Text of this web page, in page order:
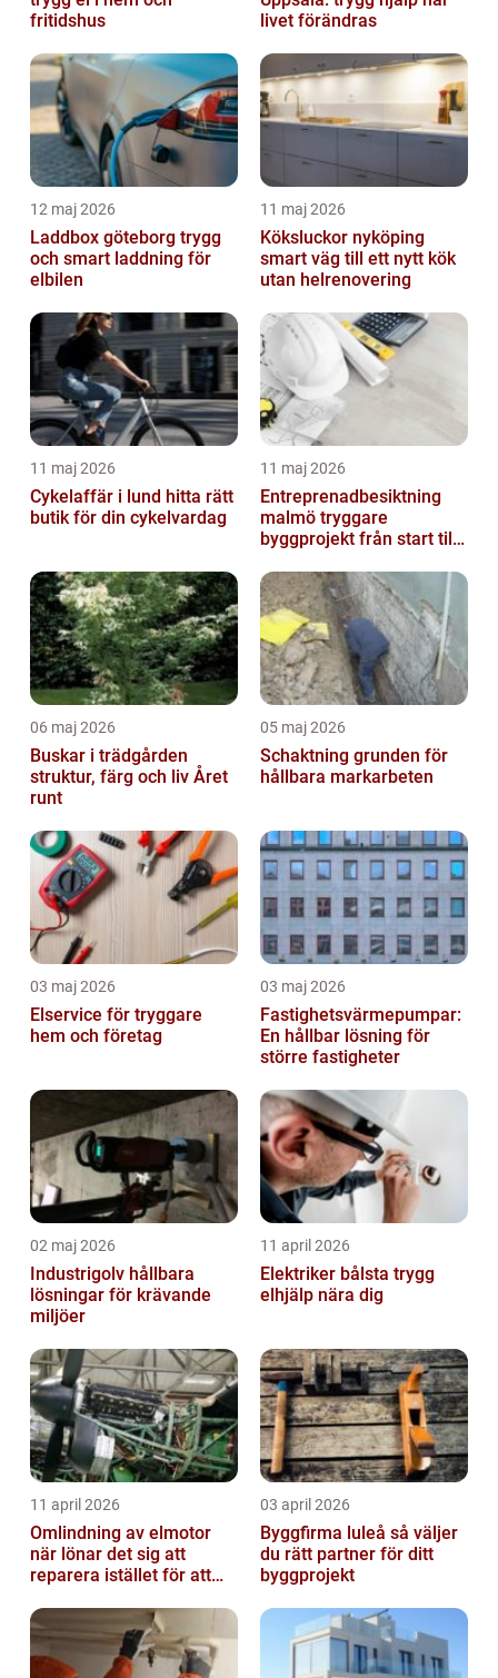
fritidshus
livet förändras
12 maj 2026
Laddbox göteborg trygg
och smart laddning för
elbilen
11 maj 2026
Köksluckor nyköping
smart väg till ett nytt kök
utan helrenovering
11 maj 2026
Cykelaffär i lund hitta rätt
butik för din cykelvardag
11 maj 2026
Entreprenadbesiktning
malmö tryggare
byggprojekt från start till
06 maj 2026
Buskar i trädgården
struktur, färg och liv Året
runt
05 maj 2026
Schaktning grunden för
hållbara markarbeten
03 maj 2026
Elservice för tryggare
hem och företag
03 maj 2026
Fastighetsvärmepumpar:
En hållbar lösning för
större fastigheter
02 maj 2026
Industrigolv hållbara
lösningar för krävande
miljöer
11 april 2026
Elektriker bålsta trygg
elhjälp nära dig
11 april 2026
Omlindning av elmotor
när lönar det sig att
reparera istället för att
03 april 2026
Byggfirma luleå så väljer
du rätt partner för ditt
byggprojekt